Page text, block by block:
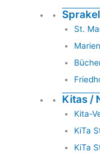
Sprakel
St.
Kitas /
Kita-
KiTa
KiTa